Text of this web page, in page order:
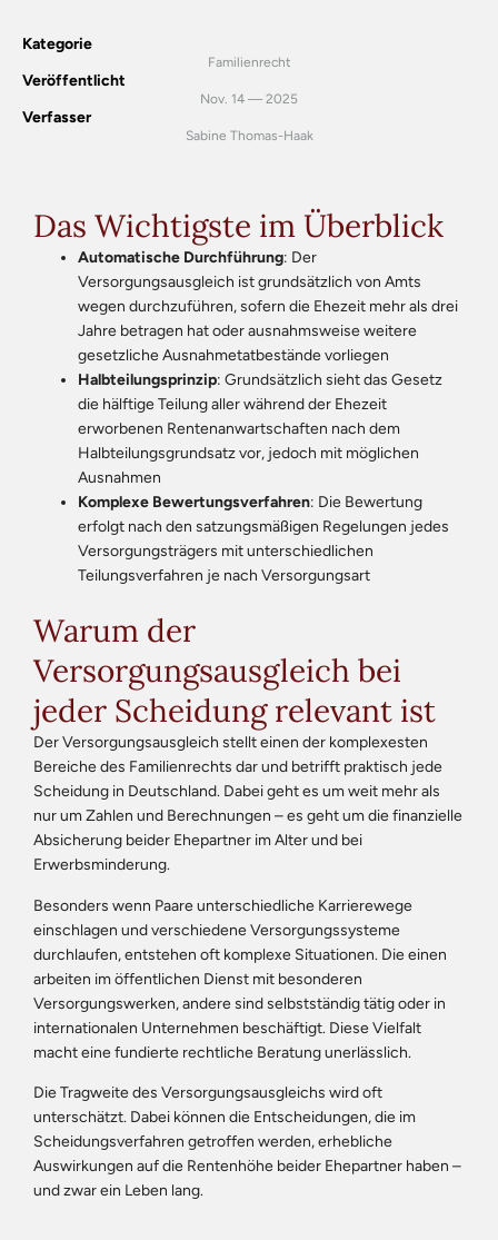
Kategorie
Familienrecht
Veröffentlicht
Nov. 14 — 2025
Verfasser
Sabine Thomas-Haak
Das Wichtigste im Überblick
Automatische Durchführung: Der
Versorgungsausgleich ist grundsätzlich von Amts
wegen durchzuführen, sofern die Ehezeit mehr als drei
Jahre betragen hat oder ausnahmsweise weitere
gesetzliche Ausnahmetatbestände vorliegen
Halbteilungsprinzip: Grundsätzlich sieht das Gesetz
die hälftige Teilung aller während der Ehezeit
erworbenen Rentenanwartschaften nach dem
Halbteilungsgrundsatz vor, jedoch mit möglichen
Ausnahmen
Komplexe Bewertungsverfahren: Die Bewertung
erfolgt nach den satzungsmäßigen Regelungen jedes
Versorgungsträgers mit unterschiedlichen
Teilungsverfahren je nach Versorgungsart
Warum der
Versorgungsausgleich bei
jeder Scheidung relevant ist
Der Versorgungsausgleich stellt einen der komplexesten
Bereiche des Familienrechts dar und betrifft praktisch jede
Scheidung in Deutschland. Dabei geht es um weit mehr als
nur um Zahlen und Berechnungen – es geht um die finanzielle
Absicherung beider Ehepartner im Alter und bei
Erwerbsminderung.
Besonders wenn Paare unterschiedliche Karrierewege
einschlagen und verschiedene Versorgungssysteme
durchlaufen, entstehen oft komplexe Situationen. Die einen
arbeiten im öffentlichen Dienst mit besonderen
Versorgungswerken, andere sind selbstständig tätig oder in
internationalen Unternehmen beschäftigt. Diese Vielfalt
macht eine fundierte rechtliche Beratung unerlässlich.
Die Tragweite des Versorgungsausgleichs wird oft
unterschätzt. Dabei können die Entscheidungen, die im
Scheidungsverfahren getroffen werden, erhebliche
Auswirkungen auf die Rentenhöhe beider Ehepartner haben –
und zwar ein Leben lang.